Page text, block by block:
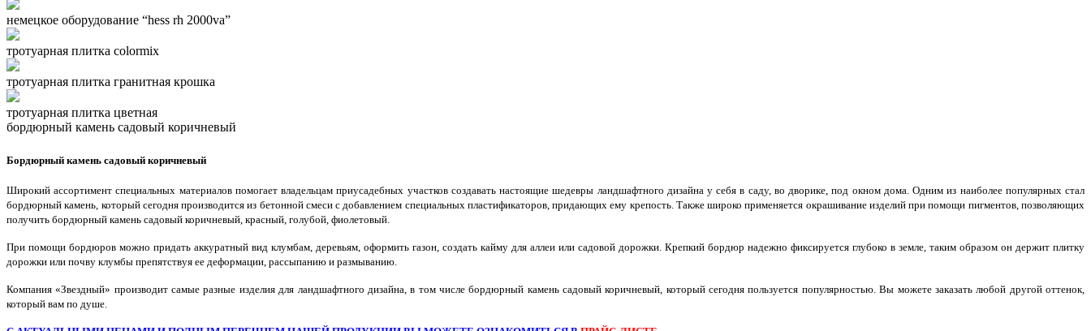
немецкое оборудование “hess rh 2000va”
тротуарная плитка colormix
тротуарная плитка гранитная крошка
тротуарная плитка цветная
бордюрный камень садовый коричневый
Бордюрный камень садовый коричневый
Широкий ассортимент специальных материалов помогает владельцам приусадебных участков создавать настоящие шедевры ландшафтного дизайна у себя в саду, во дворике, под окном дома. Одним из наиболее популярных стал
бордюрный камень, который сегодня производится из бетонной смеси с добавлением специальных пластификаторов, придающих ему крепость. Также широко применяется окрашивание изделий при помощи пигментов, позволяющих
получить бордюрный камень садовый коричневый, красный, голубой, фиолетовый.
При помощи бордюров можно придать аккуратный вид клумбам, деревьям, оформить газон, создать кайму для аллеи или садовой дорожки. Крепкий бордюр надежно фиксируется глубоко в земле, таким образом он держит плитку
дорожки или почву клумбы препятствуя ее деформации, рассыпанию и размыванию.
Компания «Звездный» производит самые разные изделия для ландшафтного дизайна, в том числе бордюрный камень садовый коричневый, который сегодня пользуется популярностью. Вы можете заказать любой другой оттенок,
который вам по душе.